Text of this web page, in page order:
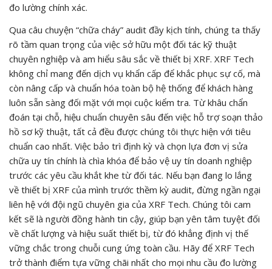
đo lường chính xác.
Qua câu chuyện “chữa cháy” audit đầy kịch tính, chúng ta thấy
rõ tầm quan trọng của việc sở hữu một đối tác kỹ thuật
chuyên nghiệp và am hiểu sâu sắc về thiết bị XRF. XRF Tech
không chỉ mang đến dịch vụ khẩn cấp để khắc phục sự cố, mà
còn nâng cấp và chuẩn hóa toàn bộ hệ thống để khách hàng
luôn sẵn sàng đối mặt với mọi cuộc kiểm tra. Từ khâu chẩn
đoán tại chỗ, hiệu chuẩn chuyên sâu đến việc hỗ trợ soạn thảo
hồ sơ kỹ thuật, tất cả đều được chúng tôi thực hiện với tiêu
chuẩn cao nhất. Việc bảo trì định kỳ và chọn lựa đơn vị sửa
chữa uy tín chính là chìa khóa để bảo vệ uy tín doanh nghiệp
trước các yêu cầu khắt khe từ đối tác. Nếu bạn đang lo lắng
về thiết bị XRF của mình trước thềm kỳ audit, đừng ngần ngại
liên hệ với đội ngũ chuyên gia của XRF Tech. Chúng tôi cam
kết sẽ là người đồng hành tin cậy, giúp bạn yên tâm tuyệt đối
về chất lượng và hiệu suất thiết bị, từ đó khẳng định vị thế
vững chắc trong chuỗi cung ứng toàn cầu. Hãy để XRF Tech
trở thành điểm tựa vững chãi nhất cho mọi nhu cầu đo lường